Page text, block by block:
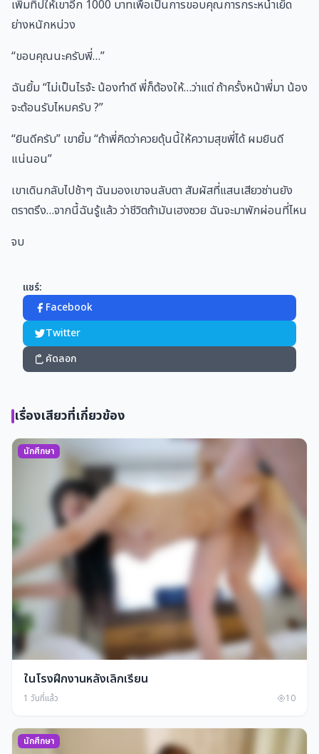
เพิ่มทิปให้เขาอีก 1000 บาทเพื่อเป็นการขอบคุณการกระหน่ำเย็ด
ย่างหนักหน่วง
“ขอบคุณนะครับพี่…”
ฉันยิ้ม “ไม่เป็นไรจ้ะ น้องทำดี พี่ก็ต้องให้…ว่าแต่ ถ้าครั้งหน้าพี่มา น้อง
จะต้อนรับไหมครับ ?”
“ยินดีครับ” เขายิ้ม “ถ้าพี่คิดว่าควยดุ้นนี้ให้ความสุขพี่ได้ ผมยินดี
แน่นอน”
เขาเดินกลับไปช้าๆ ฉันมองเขาจนลับตา สัมผัสที่แสนเสียวซ่านยัง
ตราตรึง…จากนี้ฉันรู้แล้ว ว่าชีวิตถ้ามันเฮงซวย ฉันจะมาพักผ่อนที่ไหน
จบ
แชร์:
Facebook
Twitter
คัดลอก
เรื่องเสียวที่เกี่ยวข้อง
นักศึกษา
ในโรงฝึกงานหลังเลิกเรียน
1 วันที่แล้ว 10
นักศึกษา